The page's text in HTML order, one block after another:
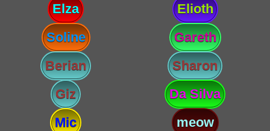
Elza
Elioth
Soline
Gareth
Berian
Sharon
Giz
Da Silva
Mic
meow